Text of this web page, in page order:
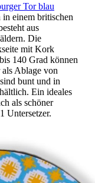
Tor blau
einem britischen
aus
Die
mit Kork
140 Grad können
als Ablage von
bunt und in
Ein ideales
als schöner
Untersetzer.